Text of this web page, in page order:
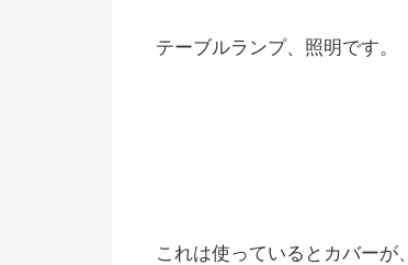
テーブルランプ、照明です。
これは使っているとカバーが、